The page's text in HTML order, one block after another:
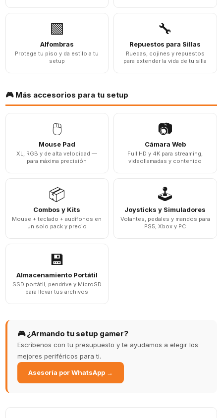
🟩
Alfombras
Protege tu piso y da estilo a tu
setup
🔧
Repuestos para Sillas
Ruedas, cojines y repuestos
para extender la vida de tu silla
🎮 Más accesorios para tu setup
🖱️
Mouse Pad
XL, RGB y de alta velocidad —
para máxima precisión
📷
Cámara Web
Full HD y 4K para streaming,
videollamadas y contenido
📦
Combos y Kits
Mouse + teclado + audífonos en
un solo pack y precio
🕹️
Joysticks y Simuladores
Volantes, pedales y mandos para
PS5, Xbox y PC
💾
Almacenamiento Portátil
SSD portátil, pendrive y MicroSD
para llevar tus archivos
🎮 ¿Armando tu setup gamer?
Escríbenos con tu presupuesto y te ayudamos a elegir los
mejores periféricos para ti.
Asesoría por WhatsApp →